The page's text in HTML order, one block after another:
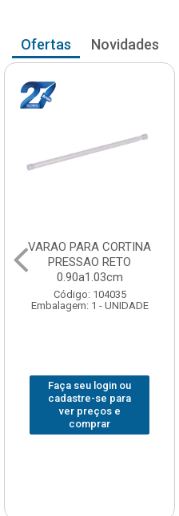
Ofertas Novidades
VARAO PARA CORTINA
PRESSAO RETO
0.90a1.03cm
Código: 104035
Embalagem: 1 - UNIDADE
Faça seu login ou
cadastre-se para
ver preços e
comprar